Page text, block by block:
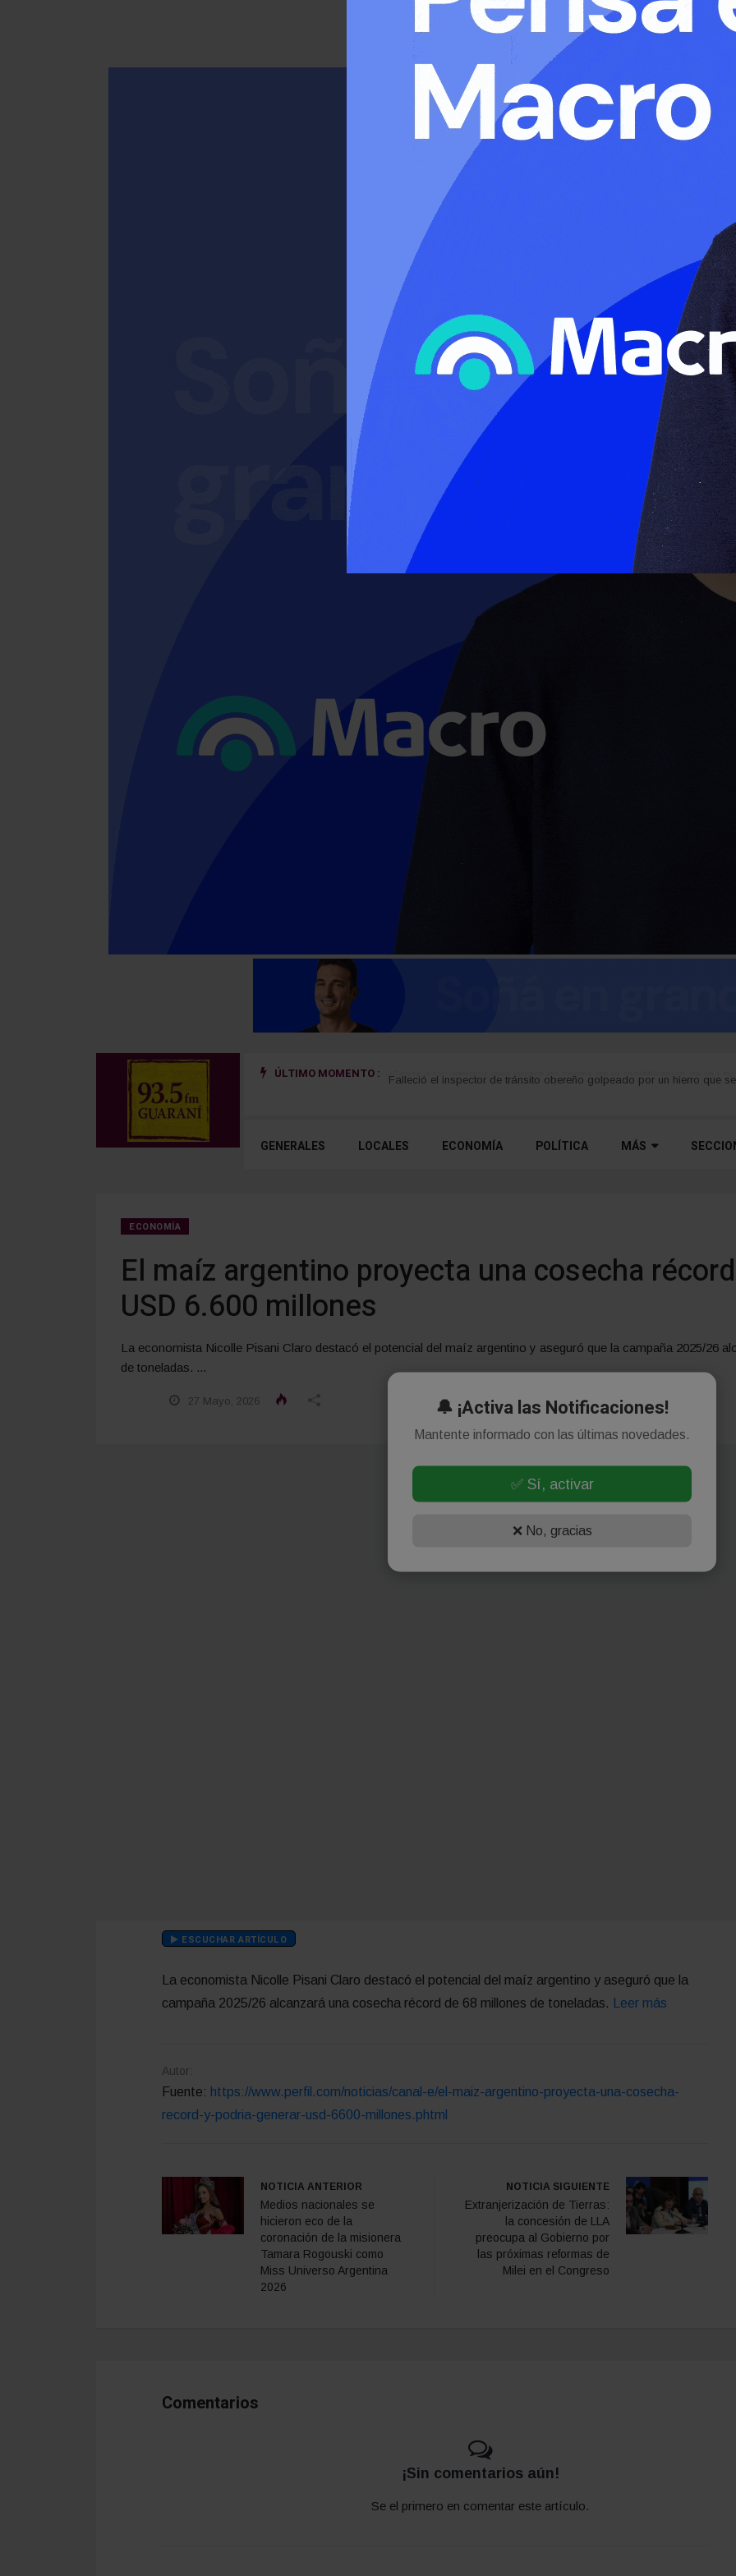
ÚLTIMO MOMENTO :
por un hierro que se desprendió de un camión
GENERALES LOCALES ECONOMÍA POLÍTICA MÁS
ECONOMÍA
El maíz argentino proyecta una cosecha
USD 6.600 millones
La economista Nicolle Pisani Claro destacó el potencial del maíz argentino y aseguró que la campaña 2025/26
de toneladas. ...
27 Mayo, 2026
ESCUCHAR ARTÍCULO
La economista Nicolle Pisani Claro destacó el potencial del maíz argentino y aseguró que la
campaña 2025/26 alcanzará una cosecha récord de 68 millones de toneladas.
Leer más
Autor:
Fuente: https://www.perfil.com/noticias/canal-e/el-maiz-argentino-proyecta-una-cosecha-
record-y-podria-generar-usd-6600-millones.phtml
NOTICIA ANTERIOR
Medios nacionales se
hicieron eco de la
coronación de la misionera
Tamara Rogouski como
Miss Universo Argentina
2026
NOTICIA SIGUIENTE
Extranjerización de Tierras:
la concesión de LLA
preocupa al Gobierno por
las próximas reformas de
Milei en el Congreso
Comentarios
¡Sin comentarios aún!
Se el primero en comentar este artículo.
🔔 ¡Activa las Notificaciones!
Mantente informado con las últimas novedades.
✅ Sí, activar
❌ No, gracias